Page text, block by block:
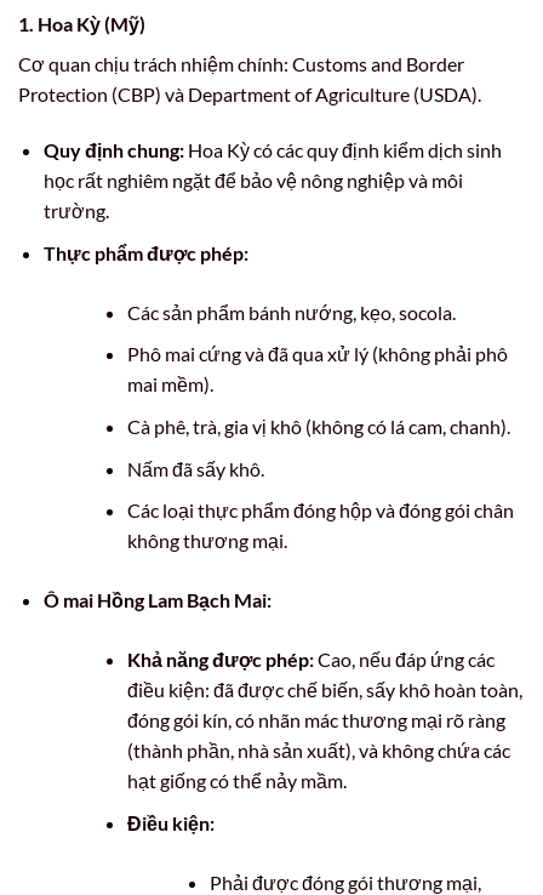
1. Hoa Kỳ (Mỹ)
Cơ quan chịu trách nhiệm chính: Customs and Border
Protection (CBP) và Department of Agriculture (USDA).
Quy định chung:Hoa Kỳ có các quy định kiểm dịch sinh
học rất nghiêm ngặt để bảo vệ nông nghiệp và môi
trường.
Thực phẩm được phép:
Các sản phẩm bánh nướng, kẹo, socola.
Phô mai cứng và đã qua xử lý (không phải phô
mai mềm).
Cà phê, trà, gia vị khô (không có lá cam, chanh).
Nấm đã sấy khô.
Các loại thực phẩm đóng hộp và đóng gói chân
không thương mại.
Ô mai Hồng Lam Bạch Mai:
Khả năng được phép:Cao, nếu đáp ứng các
điều kiện: đã được chế biến, sấy khô hoàn toàn,
đóng gói kín, có nhãn mác thương mại rõ ràng
(thành phần, nhà sản xuất), và không chứa các
hạt giống có thể nảy mầm.
Điều kiện:
Phải được đóng gói thương mại,